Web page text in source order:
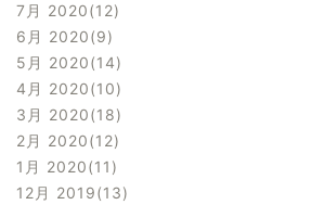
7月 2020 12
6月 2020 9
5月 2020 14
4月 2020 10
3月 2020 18
2月 2020 12
1月 2020 11
12月 2019 13